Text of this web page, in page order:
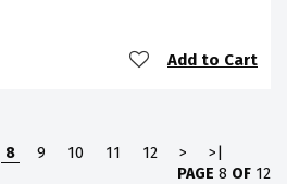
Add to Cart
8 9 10 11 12 >
>|
PAGE 8 OF 12